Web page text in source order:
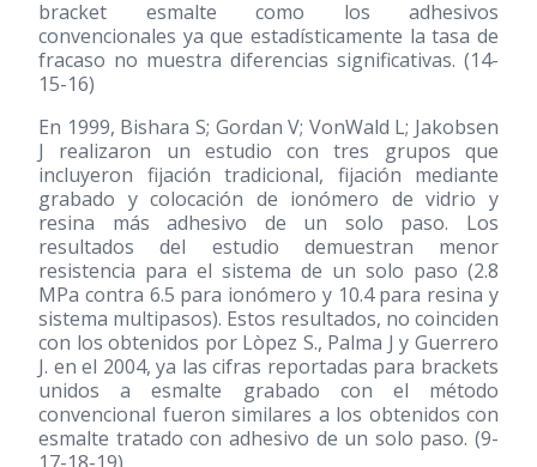
bracket esmalte como los adhesivos
convencionales ya que estadísticamente la tasa de
fracaso no muestra diferencias significativas. (14-
15-16)
En 1999, Bishara S; Gordan V; VonWald L; Jakobsen
J realizaron un estudio con tres grupos que
incluyeron fijación tradicional, fijación mediante
grabado y colocación de ionómero de vidrio y
resina más adhesivo de un solo paso. Los
resultados del estudio demuestran menor
resistencia para el sistema de un solo paso (2.8
MPa contra 6.5 para ionómero y 10.4 para resina y
sistema multipasos). Estos resultados, no coinciden
con los obtenidos por Lòpez S., Palma J y Guerrero
J. en el 2004, ya las cifras reportadas para brackets
unidos a esmalte grabado con el método
convencional fueron similares a los obtenidos con
esmalte tratado con adhesivo de un solo paso. (9-